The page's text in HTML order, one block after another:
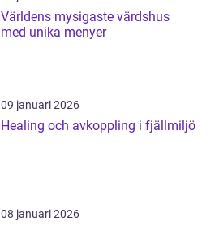
Världens mysigaste värdshus
med unika menyer
09 januari 2026
Healing och avkoppling i fjällmiljö
08 januari 2026